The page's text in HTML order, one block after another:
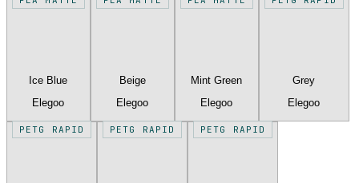
Ice Blue
Elegoo
Beige
Elegoo
Mint Green
Elegoo
Grey
Elegoo
PETG RAPID PETG RAPID PETG RAPID